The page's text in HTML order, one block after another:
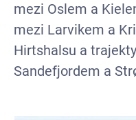
mezi Oslem a
mezi Larvikem a
Hirtshalsu a
Sandefjordem a